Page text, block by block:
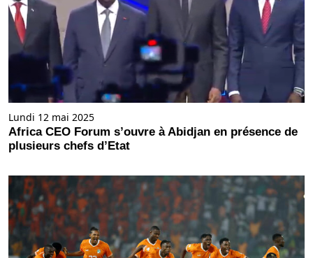
Lundi 12 mai 2025
Africa CEO Forum s’ouvre à Abidjan en présence de
plusieurs chefs d’Etat